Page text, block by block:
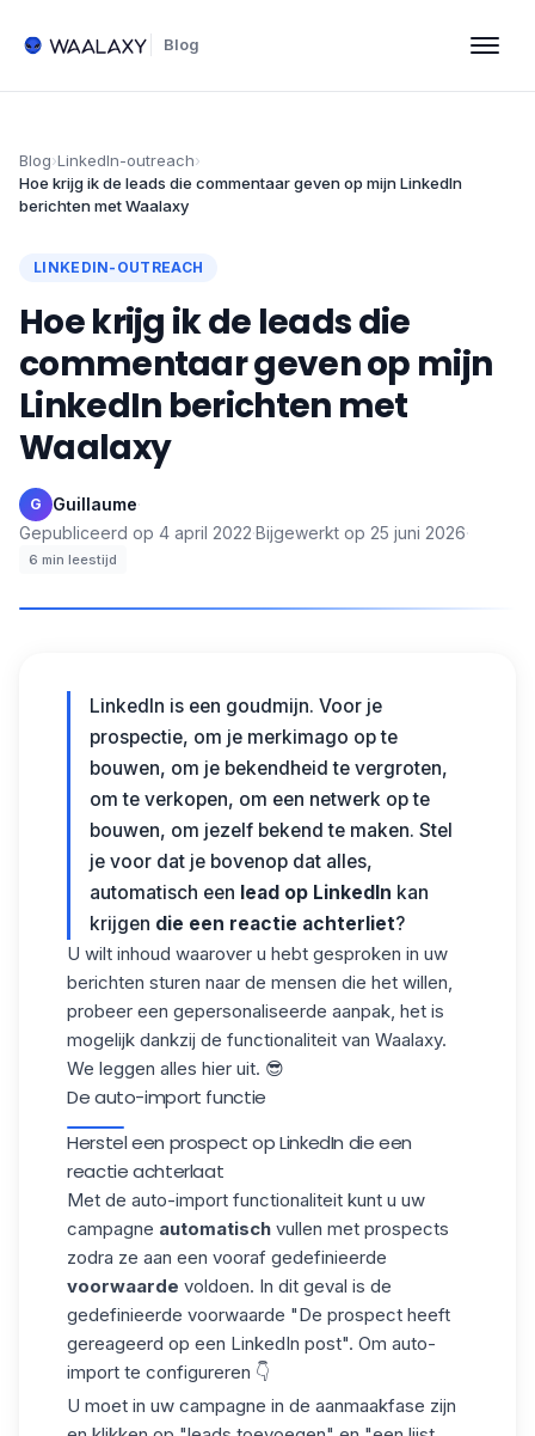
Blog
Blog›LinkedIn-outreach›
Hoe krijg ik de leads die commentaar geven op mijn LinkedIn
berichten met Waalaxy
LINKEDIN-OUTREACH
Hoe krijg ik de leads die
commentaar geven op mijn
LinkedIn berichten met
Waalaxy
G Guillaume·
Gepubliceerd op 4 april 2022·Bijgewerkt op 25 juni 2026·
6 min leestijd
LinkedIn is een goudmijn. Voor je
prospectie, om je merkimago op te
bouwen, om je bekendheid te vergroten,
om te verkopen, om een netwerk op te
bouwen, om jezelf bekend te maken. Stel
je voor dat je bovenop dat alles,
automatisch een lead op LinkedIn kan
krijgen die een reactie achterliet?
U wilt inhoud waarover u hebt gesproken in uw
berichten sturen naar de mensen die het willen,
probeer een gepersonaliseerde aanpak, het is
mogelijk dankzij de functionaliteit van Waalaxy.
We leggen alles hier uit. 😎
De auto-import functie
Herstel een prospect op LinkedIn die een
reactie achterlaat
Met de auto-import functionaliteit kunt u uw
campagne automatisch vullen met prospects
zodra ze aan een vooraf gedefinieerde
voorwaarde voldoen. In dit geval is de
gedefinieerde voorwaarde "De prospect heeft
gereageerd op een LinkedIn post". Om auto-
import te configureren 👇
U moet in uw campagne in de aanmaakfase zijn